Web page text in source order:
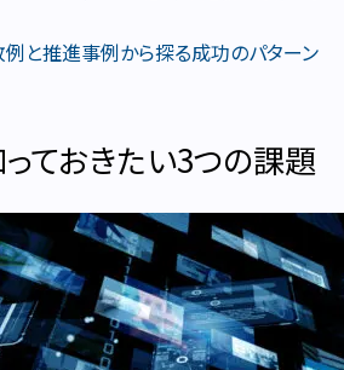
と推進事例から探る成功のパターン
ておきたい3つの課題